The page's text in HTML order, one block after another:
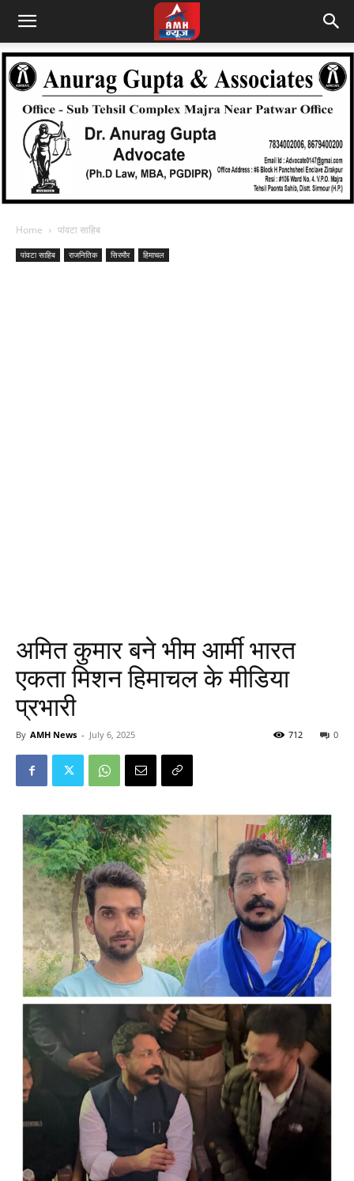
Home पांवटा साहिब
पांवटा साहिब राजनितिक सिरमौर हिमाचल
अमित कुमार बने भीम आर्मी भारत
एकता मिशन हिमाचल के मीडिया
प्रभारी
By AMH News - July 6, 2025 0
712